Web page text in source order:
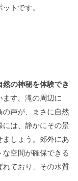
トです。
然の神秘を体験でき
す。滝の周辺に
声が、まさに自然
は、静かにその景
しょう。郊外にあ
空間が確保できる
ており、その水質